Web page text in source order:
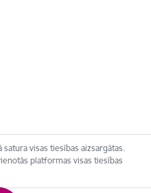
visas tiesības aizsargātas.
platformas visas tiesības